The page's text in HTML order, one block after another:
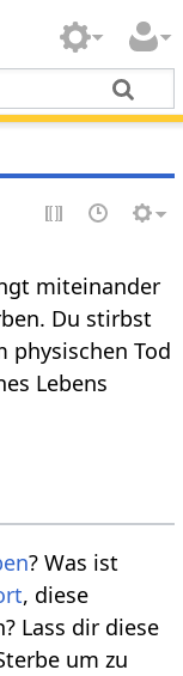
miteinander
Du stirbst
physischen Tod
Lebens
? Was ist
, diese
Lass dir diese
um zu